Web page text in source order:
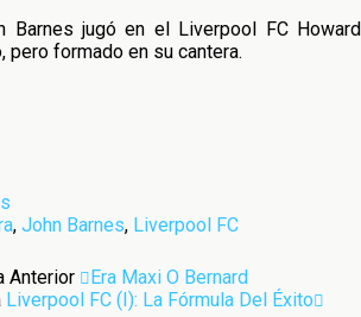
Barnes jugó en el Liverpool FC Howard
pero formado en su cantera.
, John Barnes, Liverpool FC
Anterior
Era Maxi O Bernard
Liverpool FC (I): La Fórmula Del Éxito